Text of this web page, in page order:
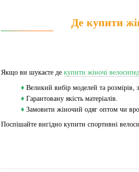
Де купити
Якщо ви шукаєте де купити жіночі
♦ Великий вибір моделей та розмірів,
♦ Гарантовану якість матеріалів.
♦ Замовити жіночий одяг оптом чи
Поспішайте вигідно купити спортивні